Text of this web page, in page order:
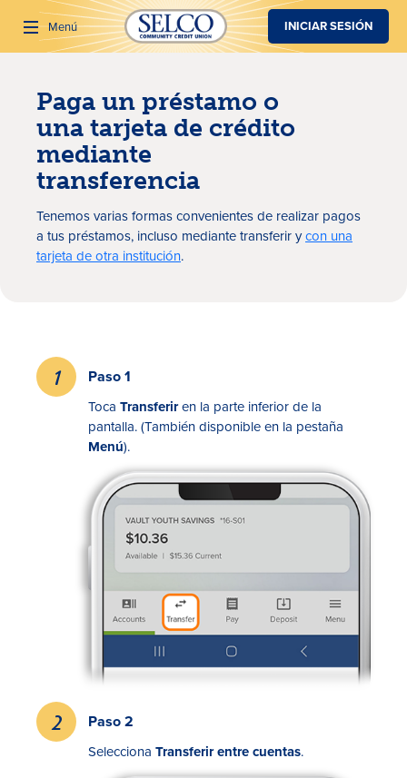
SALTAR AL CONTENIDO PRINCIPAL
Menú
Contáctanos
Hazte miembro
Registrarse en la banca digital
INICIAR SESIÓN
Paga un préstamo o
una tarjeta de crédito
mediante
transferencia
Tenemos varias formas convenientes de realizar pagos
a tus préstamos, incluso mediante transferir ycon una
tarjeta de otra institución.
Paso 1
Toca Transferiren la parte inferior de la
pantalla. (También disponible en la pestaña
Menú).
Paso 2
Selecciona Transferir entre cuentas.